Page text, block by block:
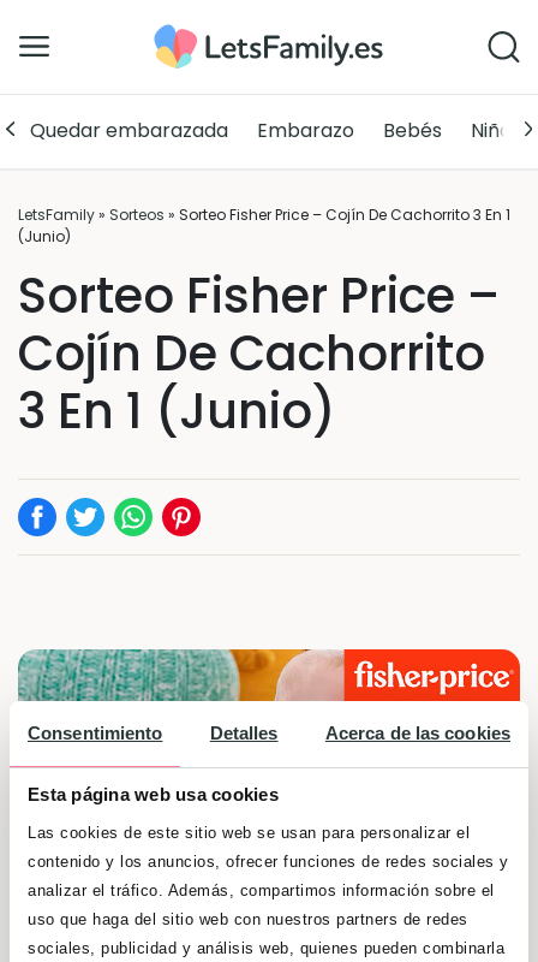
Consentimiento Detalles Acerca de las cookies
Esta página web usa cookies
Las cookies de este sitio web se usan para personalizar el
contenido y los anuncios, ofrecer funciones de redes sociales y
analizar el tráfico. Además, compartimos información sobre el
uso que haga del sitio web con nuestros partners de redes
sociales, publicidad y análisis web, quienes pueden combinarla
Quedar embarazada Embarazo Bebés Niños
LetsFamily» Sorteos » Sorteo Fisher Price – Cojín De Cachorrito 3 En 1
(Junio)
Sorteo Fisher Price –
Cojín De Cachorrito
3 En 1 (Junio)